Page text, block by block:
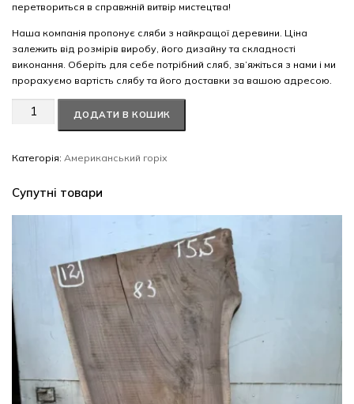
перетвориться в справжній витвір мистецтва!
Наша компанія пропонує сляби з найкращої деревини. Ціна
залежить від розмірів виробу, його дизайну та складності
виконання. Оберіть для себе потрібний сляб, зв’яжіться з нами і ми
прорахуємо вартість слябу та його доставки за вашою адресою.
Американський
кількість
ДОДАТИ В КОШИК
Категорія: Американський горіх
Супутні товари